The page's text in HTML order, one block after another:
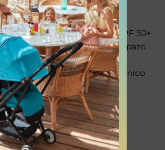
ligero y resistente
y reclinable
con protección solar UPF 50+
para acoplar fácilmente el capazo
de gran capacidad
transpirable + cojín ergonómico
y barra frontal acolchada
máquina (30º)
65 x 50 x 29 cm